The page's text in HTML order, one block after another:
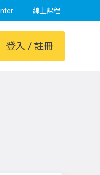
線上課程
登入 / 註冊